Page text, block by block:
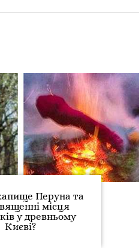
Перуна та
місця
у древньому
Києві?